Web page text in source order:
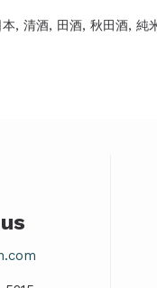
本, 清酒, 田酒, 秋田酒, 純